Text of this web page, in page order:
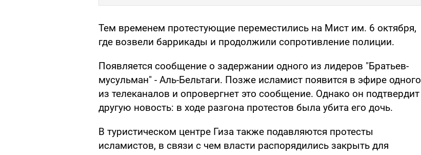
Тем временем протестующие переместились на Мист им. 6 октября,
где возвели баррикады и продолжили сопротивление полиции.
Появляется сообщение о задержании одного из лидеров "Братьев-
мусульман" - Аль-Бельтаги. Позже исламист появится в эфире одного
из телеканалов и опровергнет это сообщение. Однако он подтвердит
другую новость: в ходе разгона протестов была убита его дочь.
В туристическом центре Гиза также подавляются протесты
исламистов, в связи с чем власти распорядились закрыть для